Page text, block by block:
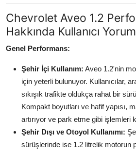
Chevrolet Aveo 1.2
Hakkında Kullanıcı
Genel Performans:
Şehir İçi Kullanım: Aveo 1.2'nin
için yeterli bulunuyor. Kullanıcılar,
sıkışık trafikte oldukça rahat bir
Kompakt boyutları ve hafif yapısı,
artırıyor ve park etme gibi işlemleri
Şehir Dışı ve Otoyol Kullanımı:
sürüşlerinde ise 1.2 litrelik motorun